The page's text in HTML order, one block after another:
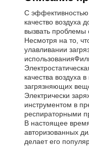
С эффективностью
качество воздуха
вызвать проблемы
Несмотря на то,
улавливании
качества воздуха
загрязняющих
Электрически
инструментом в
респираторными
В настоящее
авторизованных
делает его